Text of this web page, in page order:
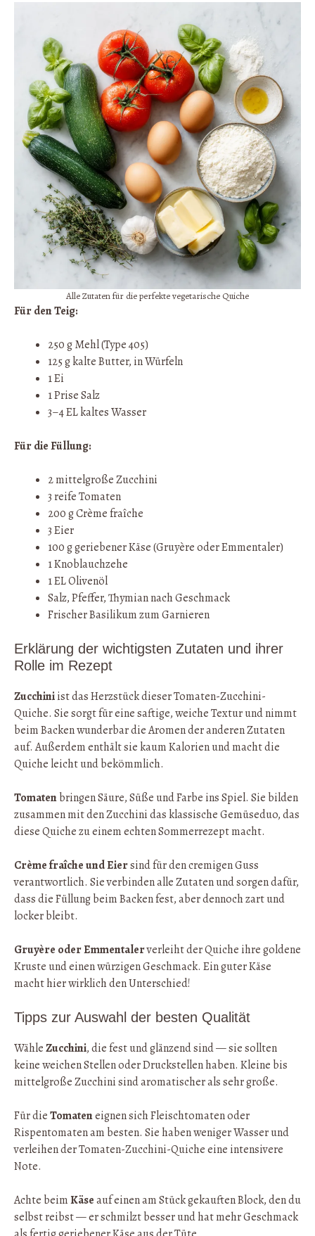
Alle Zutaten für die perfekte vegetarische Quiche
Für den Teig:
250 g Mehl (Type 405)
125 g kalte Butter, in Würfeln
1 Ei
1 Prise Salz
3–4 EL kaltes Wasser
Für die Füllung:
2 mittelgroße Zucchini
3 reife Tomaten
200 g Crème fraîche
3 Eier
100 g geriebener Käse (Gruyère oder Emmentaler)
1 Knoblauchzehe
1 EL Olivenöl
Salz, Pfeffer, Thymian nach Geschmack
Frischer Basilikum zum Garnieren
Erklärung der wichtigsten Zutaten und ihrer
Rolle im Rezept
Zucchiniist das Herzstück dieser Tomaten-Zucchini-
Quiche. Sie sorgt für eine saftige, weiche Textur und nimmt
beim Backen wunderbar die Aromen der anderen Zutaten
auf. Außerdem enthält sie kaum Kalorien und macht die
Quiche leicht und bekömmlich.
Tomatenbringen Säure, Süße und Farbe ins Spiel. Sie bilden
zusammen mit den Zucchini das klassische Gemüseduo, das
diese Quiche zu einem echten Sommerrezept macht.
Crème fraîche und Eiersind für den cremigen Guss
verantwortlich. Sie verbinden alle Zutaten und sorgen dafür,
dass die Füllung beim Backen fest, aber dennoch zart und
locker bleibt.
Gruyère oder Emmentalerverleiht der Quiche ihre goldene
Kruste und einen würzigen Geschmack. Ein guter Käse
macht hier wirklich den Unterschied!
Tipps zur Auswahl der besten Qualität
WähleZucchini, die fest und glänzend sind — sie sollten
keine weichen Stellen oder Druckstellen haben. Kleine bis
mittelgroße Zucchini sind aromatischer als sehr große.
Für dieTomateneignen sich Fleischtomaten oder
Rispentomaten am besten. Sie haben weniger Wasser und
verleihen der Tomaten-Zucchini-Quiche eine intensivere
Note.
Achte beimKäseauf einen am Stück gekauften Block, den du
selbst reibst — er schmilzt besser und hat mehr Geschmack